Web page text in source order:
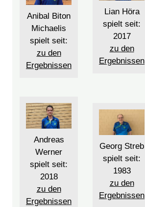
Anibal Biton
Michaelis
spielt seit:
zu den
Ergebnissen
Lian Höra
spielt seit:
2017
zu den
Ergebnissen
Andreas
Werner
spielt seit:
2018
zu den
Ergebnissen
Georg Streb
spielt seit:
1983
zu den
Ergebnissen